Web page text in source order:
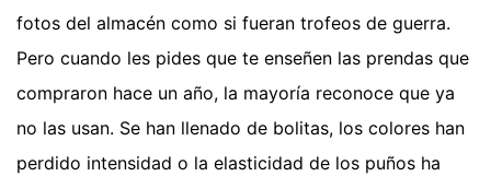
fotos del almacén como si fueran trofeos de guerra.
Pero cuando les pides que te enseñen las prendas que
compraron hace un año, la mayoría reconoce que ya
no las usan. Se han llenado de bolitas, los colores han
perdido intensidad o la elasticidad de los puños ha